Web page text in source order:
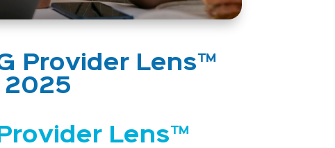
Provider Lens™
2025
Lens™